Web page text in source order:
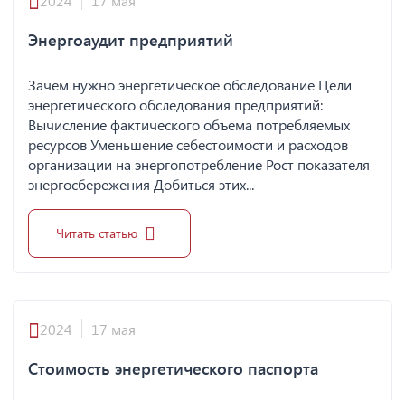
Энергоаудит предприятий
Зачем нужно энергетическое обследование Цели
энергетического обследования предприятий:
Вычисление фактического объема потребляемых
ресурсов Уменьшение себестоимости и расходов
организации на энергопотребление Рост показателя
энергосбережения Добиться этих...
Читать статью
2024 17 мая
Стоимость энергетического паспорта